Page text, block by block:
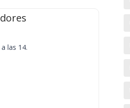
las 14.